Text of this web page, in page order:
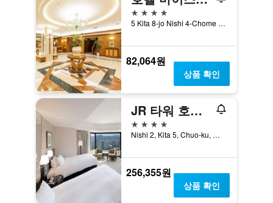
4성급
5 Kita 8-jo Nishi 4-Chome Kita-ku, 삿포로, 일본
82,064원
상품 확인
JR 타워 호텔 닛코 삿포로
4성급
Nishi 2, Kita 5, Chuo-ku, 삿포로, 일본
256,355원
상품 확인